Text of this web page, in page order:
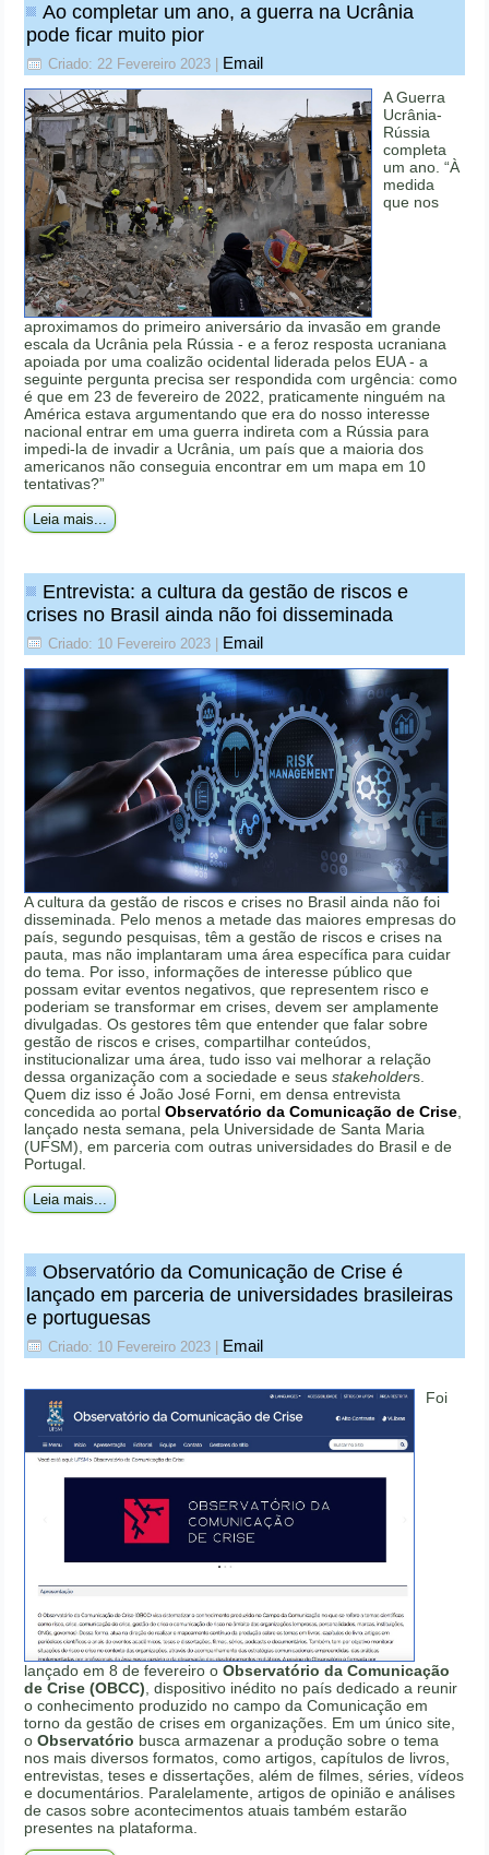
Ao completar um ano, a guerra na Ucrânia
pode ficar muito pior
Criado: 22 Fevereiro 2023 Email
A Guerra
Ucrânia-
Rússia
completa
um ano. “À
medida
que nos
aproximamos do primeiro aniversário da invasão em grande
escala da Ucrânia pela Rússia - e a feroz resposta ucraniana
apoiada por uma coalizão ocidental liderada pelos EUA - a
seguinte pergunta precisa ser respondida com urgência: como
é que em 23 de fevereiro de 2022, praticamente ninguém na
América estava argumentando que era do nosso interesse
nacional entrar em uma guerra indireta com a Rússia para
impedi-la de invadir a Ucrânia, um país que a maioria dos
americanos não conseguia encontrar em um mapa em 10
tentativas?”
Leia mais...
Entrevista: a cultura da gestão de riscos e
crises no Brasil ainda não foi disseminada
Criado: 10 Fevereiro 2023 Email
A cultura da gestão de riscos e crises no Brasil ainda não foi
disseminada. Pelo menos a metade das maiores empresas do
país, segundo pesquisas, têm a gestão de riscos e crises na
pauta, mas não implantaram uma área específica para cuidar
do tema. Por isso, informações de interesse público que
possam evitar eventos negativos, que representem risco e
poderiam se transformar em crises, devem ser amplamente
divulgadas. Os gestores têm que entender que falar sobre
gestão de riscos e crises, compartilhar conteúdos,
institucionalizar uma área, tudo isso vai melhorar a relação
dessa organização com a sociedade e seusstakeholders.
Quem diz isso é João José Forni, em densa entrevista
concedida ao portalObservatório da Comunicação de Crise
lançado nesta semana, pela Universidade de Santa Maria
(UFSM), em parceria com outras universidades do Brasil e de
Portugal.
Leia mais...
Observatório da Comunicação de Crise é
lançado em parceria de universidades brasileiras
e portuguesas
Criado: 10 Fevereiro 2023 Email
Foi
lançado em 8 de fevereiro oObservatório da Comunicação
de Crise (OBCC), dispositivo inédito no país dedicado a reunir
o conhecimento produzido no campo da Comunicação em
torno da gestão de crises em organizações. Em um único site,
oObservatório busca armazenar a produção sobre o tema
nos mais diversos formatos, como artigos, capítulos de livros,
entrevistas, teses e dissertações, além de filmes, séries, vídeos
e documentários. Paralelamente, artigos de opinião e análises
de casos sobre acontecimentos atuais também estarão
presentes na plataforma.